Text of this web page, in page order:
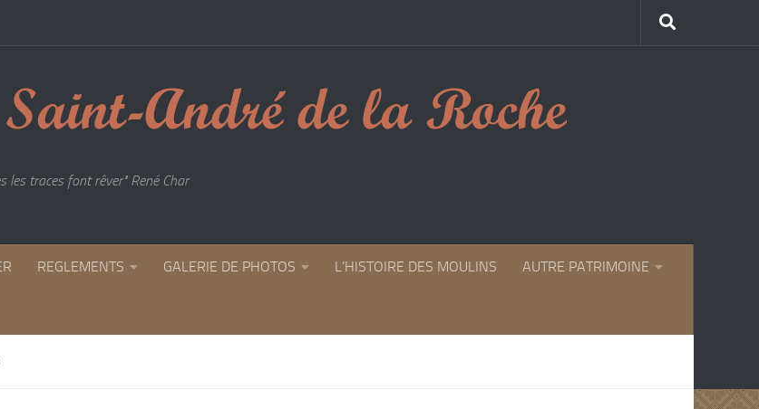
les traces font rêver" René Char
REGLEMENTS GALERIE DE PHOTOS L’HISTOIRE DES MOULINS AUTRE PATRIMOINE